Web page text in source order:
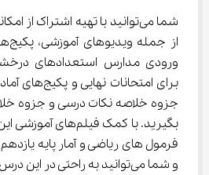
شما می‌توانید با تهیه اشتراک
از
برای امتحانات
جزوه خلاصه نکات درسی و جزوه
بگیرید. با کمک
فرمول های ریاضی و آمار پایه
و شما می‌توانید به راحتی در این درس نمره عالی کسب کنید.